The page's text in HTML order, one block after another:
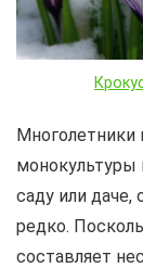
Многолетники
монокультуры
саду или
редко.
составляет